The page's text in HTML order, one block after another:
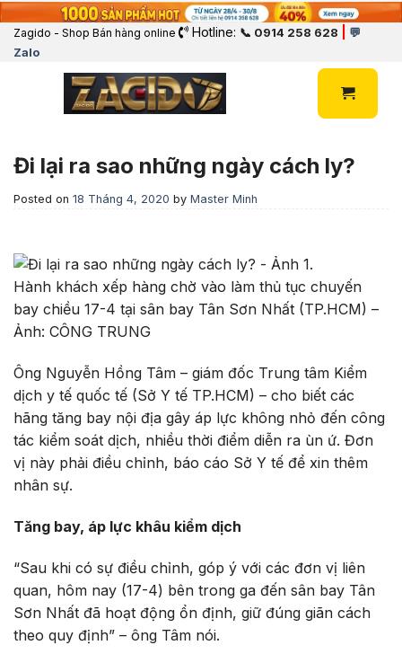
Zagido - Shop Bán hàng online Hotline: 📞 0914 258 628
💬
Zalo
Đi lại ra sao những ngày cách ly?
Posted on 18 Tháng 4, 2020 by Master Minh
Hành khách xếp hàng chờ vào làm thủ tục chuyến
bay chiều 17-4 tại sân bay Tân Sơn Nhất (TP.HCM) –
Ảnh: CÔNG TRUNG
Ông Nguyễn Hồng Tâm – giám đốc Trung tâm Kiểm
dịch y tế quốc tế (Sở Y tế TP.HCM) – cho biết các
hãng tăng bay nội địa gây áp lực không nhỏ đến công
tác kiểm soát dịch, nhiều thời điểm diễn ra ùn ứ. Đơn
vị này phải điều chỉnh, báo cáo Sở Y tế để xin thêm
nhân sự.
Tăng bay, áp lực khâu kiểm dịch
“Sau khi có sự điều chỉnh, góp ý với các đơn vị liên
quan, hôm nay (17-4) bên trong ga đến sân bay Tân
Sơn Nhất đã hoạt động ổn định, giữ đúng giãn cách
theo quy định” – ông Tâm nói.